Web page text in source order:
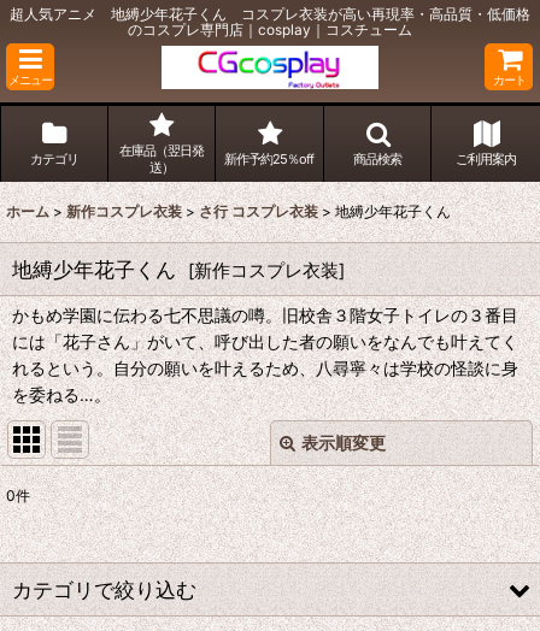
超人気アニメ 地縛少年花子くん コスプレ衣装が高い再現率・高品質・低価格
のコスプレ専門店｜cosplay｜コスチューム
メニュー カート
カテゴリ
在庫品（翌日発
送）
新作予約25％off 商品検索 ご利用案内
ホーム > 新作コスプレ衣装 > さ行 コスプレ衣装 > 地縛少年花子くん
地縛少年花子くん [新作コスプレ衣装]
かもめ学園に伝わる七不思議の噂。旧校舎３階女子トイレの３番目
には「花子さん」がいて、呼び出した者の願いをなんでも叶えてく
れるという。自分の願いを叶えるため、八尋寧々は学校の怪談に身
を委ねる…。
表示順変更
表示数:
並び順:
閉じる
0件
カテゴリで絞り込む